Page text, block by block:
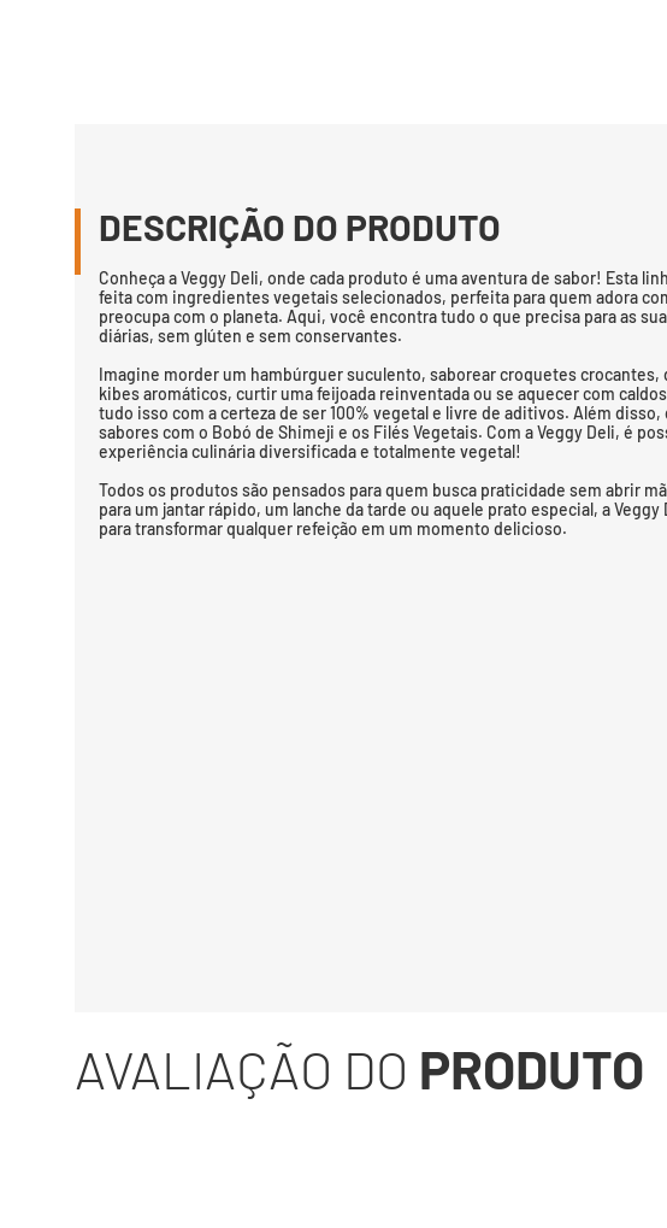
DESCRIÇÃO DO PRODUTO
Conheça a Veggy Deli, onde cada produto é uma aventura de sabor! Esta
feita com ingredientes vegetais selecionados, perfeita para quem adora
preocupa com o planeta. Aqui, você encontra tudo o que precisa para as
diárias, sem glúten e sem conservantes.
Imagine morder um hambúrguer suculento, saborear croquetes crocantes,
kibes aromáticos, curtir uma feijoada reinventada ou se aquecer com
tudo isso com a certeza de ser 100% vegetal e livre de aditivos. Além
sabores com o Bobó de Shimeji e os Filés Vegetais. Com a Veggy Deli, é
experiência culinária diversificada e totalmente vegetal!
Todos os produtos são pensados para quem busca praticidade sem abrir
para um jantar rápido, um lanche da tarde ou aquele prato especial, a Veggy
para transformar qualquer refeição em um momento delicioso.
AVALIAÇÃO DO PRODUTO